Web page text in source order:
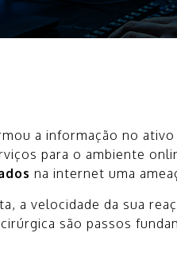
a informação no
para o ambiente
na internet uma
a velocidade da sua
são passos